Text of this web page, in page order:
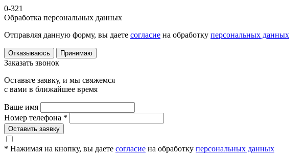
0-321
Обработка персональных данных
Отправляя данную форму, вы даете согласие на обработку персональных данных
Отказываюсь Принимаю
Заказать звонок
Оставьте заявку, и мы свяжемся
с вами в ближайшее время
Ваше имя
Номер телефона *
Оставить заявку
* Нажимая на кнопку, вы даете согласие на обработку персональных данных